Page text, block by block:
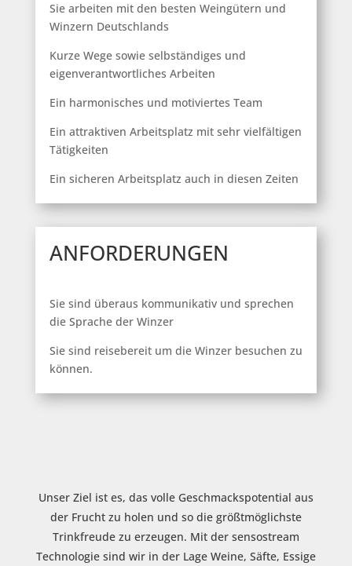
Sie arbeiten mit den besten Weingütern und
Winzern Deutschlands
Kurze Wege sowie selbständiges und
eigenverantwortliches Arbeiten
Ein harmonisches und motiviertes Team
Ein attraktiven Arbeitsplatz mit sehr vielfältigen
Tätigkeiten
Ein sicheren Arbeitsplatz auch in diesen Zeiten
ANFORDERUNGEN
Sie sind überaus kommunikativ und sprechen
die Sprache der Winzer
Sie sind reisebereit um die Winzer besuchen zu
können.
Unser Ziel ist es, das volle Geschmackspotential aus
der Frucht zu holen und so die größtmöglichste
Trinkfreude zu erzeugen. Mit der sensostream
Technologie sind wir in der Lage Weine, Säfte, Essige